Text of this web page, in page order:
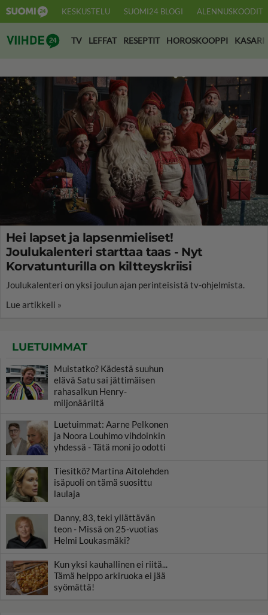
KESKUSTELU SUOMI24 BLOGI ALENNUSKOODIT
Suomi24 Viihde
TV LEFFAT RESEPTIT HOROSKOOPPI KASARI
Hei lapset ja lapsenmieliset!
Joulukalenteri starttaa taas - Nyt
Korvatunturilla on kiltteyskriisi
Joulukalenteri on yksi joulun ajan perinteisistä tv-ohjelmista.
Lue artikkeli »
LUETUIMMAT
Muistatko? Kädestä suuhun
elävä Satu sai jättimäisen
rahasalkun Henry-
miljonääriltä
Luetuimmat: Aarne Pelkonen
ja Noora Louhimo vihdoinkin
yhdessä - Tätä moni jo odotti
Tiesitkö? Martina Aitolehden
isäpuoli on tämä suosittu
laulaja
Danny, 83, teki yllättävän
teon - Missä on 25-vuotias
Helmi Loukasmäki?
Kun yksi kauhallinen ei riitä...
Tämä helppo arkiruoka ei jää
syömättä!